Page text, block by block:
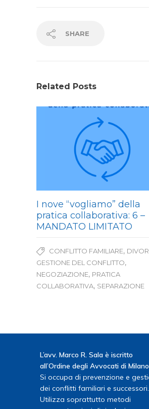
SHARE
Related Posts
I nove “vogliamo” della
pratica collaborativa: 6 –
MANDATO LIMITATO
CONFLITTO FAMILIARE,
GESTIONE DEL CONFLITTO,
NEGOZIAZIONE, PRATICA
COLLABORATIVA, SEPARAZIONE
L’avv. Marco R. Sala è iscritto
all’Ordine degli Avvocati di
Si occupa di prevenzione e
dei conflitti familiari e successori.
Utilizza soprattutto metodi